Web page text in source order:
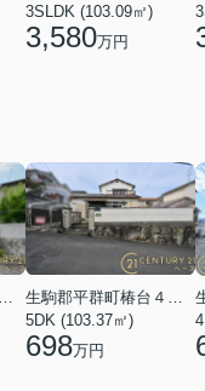
3SLDK (103.09㎡)
3,580万円
5DK (103.37㎡)
698万円